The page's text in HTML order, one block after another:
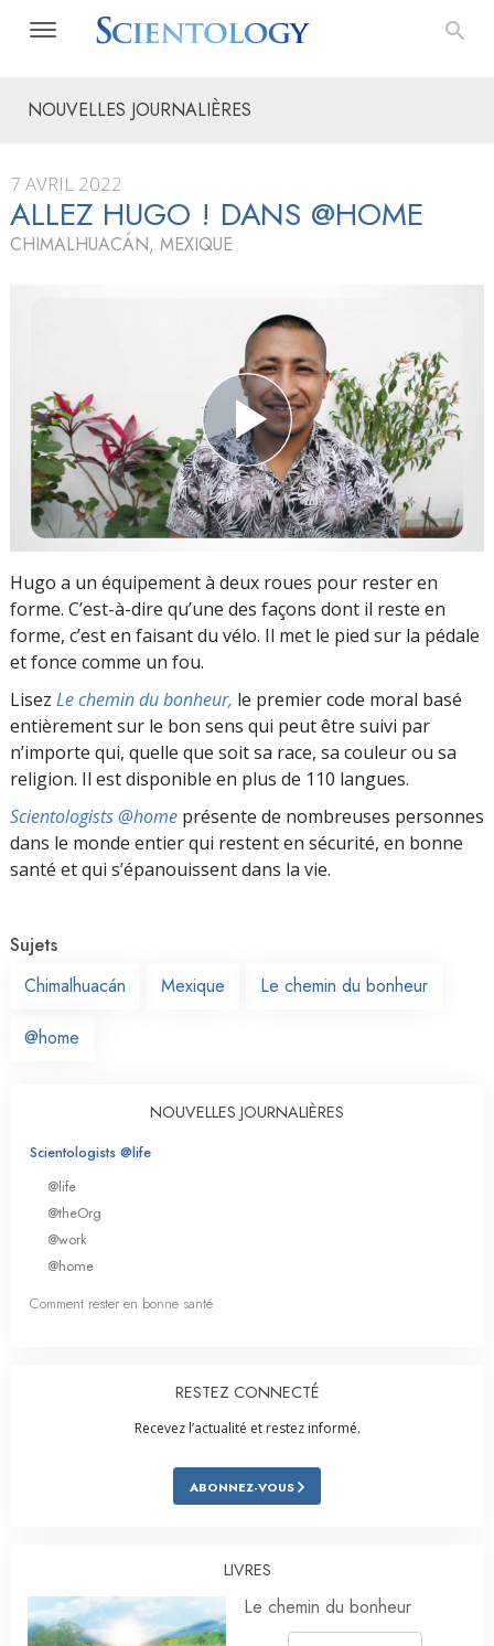
NOUVELLES JOURNALIÈRES
7 AVRIL 2022
ALLEZ HUGO ! DANS @HOME
CHIMALHUACÁN, MEXIQUE
Hugo a un équipement à deux roues pour rester en
forme. C’est-à-dire qu’une des façons dont il reste en
forme, c’est en faisant du vélo. Il met le pied sur la pédale
et fonce comme un fou.
Lisez Le chemin du bonheur, le premier code moral basé
entièrement sur le bon sens qui peut être suivi par
n’importe qui, quelle que soit sa race, sa couleur ou sa
religion. Il est disponible en plus de 110 langues.
Scientologists @home présente de nombreuses personnes
dans le monde entier qui restent en sécurité, en bonne
santé et qui s’épanouissent dans la vie.
Sujets
Chimalhuacán
Mexique Le chemin du bonheur
@home
NOUVELLES JOURNALIÈRES
Scientologists @life
@life
@theOrg
@work
@home
Comment rester en bonne santé
RESTEZ CONNECTÉ
Recevez l’actualité et restez informé.
ABONNEZ-VOUS
LIVRES
Le chemin du bonheur